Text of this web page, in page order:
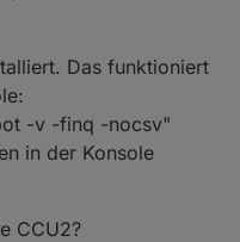
Das funktioniert
-v -finq -nocsv"
in der Konsole
CCU2?